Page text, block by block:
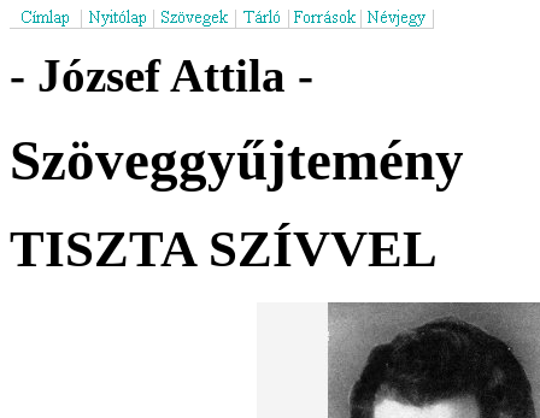
- József Attila -
Szöveggyűjtemény
TISZTA SZÍVVEL